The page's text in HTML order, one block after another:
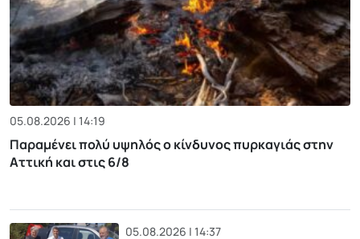
05.08.2026 | 14:19
Παραμένει πολύ υψηλός ο κίνδυνος πυρκαγιάς στην
Αττική και στις 6/8
05.08.2026 | 14:37